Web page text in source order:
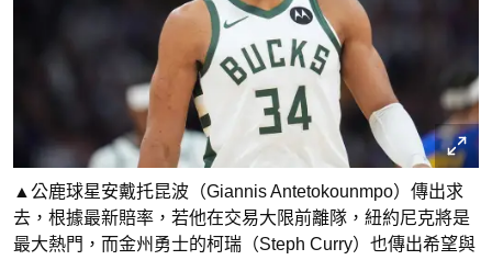
▲公鹿球星安戴托昆波（Giannis Antetokounmpo）傳出求
去，根據最新賠率，若他在交易大限前離隊，紐約尼克將是
最大熱門，而金州勇士的柯瑞（Steph Curry）也傳出希望與